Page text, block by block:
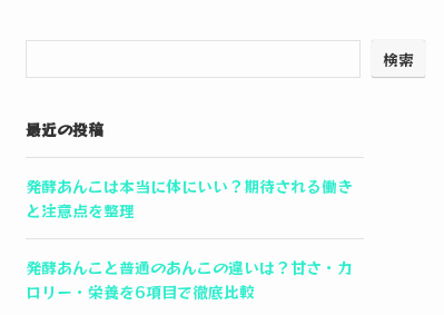
検索
最近の投稿
発酵あんこは本当に体にいい？期待される働き
と注意点を整理
発酵あんこと普通のあんこの違いは？甘さ・カ
ロリー・栄養を6項目で徹底比較